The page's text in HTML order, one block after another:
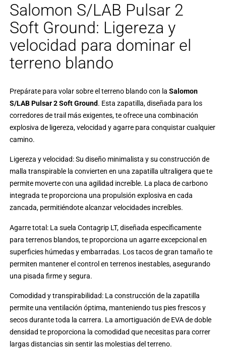
Salomon S/LAB Pulsar 2
Soft Ground: Ligereza y
velocidad para dominar el
terreno blando
Prepárate para volar sobre el terreno blando con la Salomon
S/LAB Pulsar 2 Soft Ground. Esta zapatilla, diseñada para los
corredores de trail más exigentes, te ofrece una combinación
explosiva de ligereza, velocidad y agarre para conquistar cualquier
camino.
Ligereza y velocidad: Su diseño minimalista y su construcción de
malla transpirable la convierten en una zapatilla ultraligera que te
permite moverte con una agilidad increíble. La placa de carbono
integrada te proporciona una propulsión explosiva en cada
zancada, permitiéndote alcanzar velocidades increíbles.
Agarre total: La suela Contagrip LT, diseñada específicamente
para terrenos blandos, te proporciona un agarre excepcional en
superficies húmedas y embarradas. Los tacos de gran tamaño te
permiten mantener el control en terrenos inestables, asegurando
una pisada firme y segura.
Comodidad y transpirabilidad: La construcción de la zapatilla
permite una ventilación óptima, manteniendo tus pies frescos y
secos durante toda la carrera. La amortiguación de EVA de doble
densidad te proporciona la comodidad que necesitas para correr
largas distancias sin sentir las molestias del terreno.